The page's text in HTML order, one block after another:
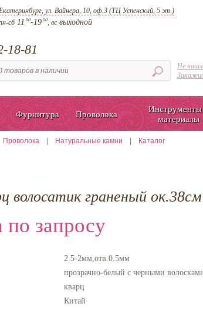
ул. Вайнера, 10, оф.3 (ТЦ Успенский, 5 эт.)
сб11 00-19 00, всвыходной
18-81
Не
Фурнитура Проволока
материалы
Проволока Натуральные камни Каталог
волосатик граненый ок.38см
по запросу
2.5-2мм,отв.0.5мм
прозрачно-белый с черными
кварц
Китай